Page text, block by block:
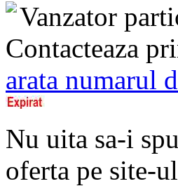
Vanzator
Contacteaza
arata numarul
Nu uita sa-i
oferta pe site-